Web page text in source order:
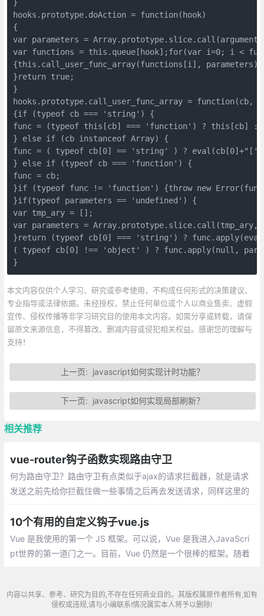
}
hooks.prototype.doAction = function(hook)
{
var parameters =
var functions = this.queue[hook];for(var i=0; i <
{this.call_user_func_array(functions[i], parameters);
}return true;
}
hooks.prototype.call_user_func_array = function(cb,
{if (typeof cb === 'string') {
func = (typeof this[cb] === 'function') ? this[cb] :
} else if (cb instanceof Array) {
func = ( typeof cb[0] == 'string' ) ?
} else if (typeof cb === 'function') {
func = cb;
}if (typeof func != 'function') {throw new
}if(typeof parameters == 'undefined') {
var tmp_ary = [];
var parameters =
}return (typeof cb[0] === 'string') ?
( typeof cb[0] !== 'object' ) ? func.apply(null,
}
本文内容仅供个人学习、研究或参考使用，不构成任何形式的决策建议、
专业指导或法律依据。未经授权，禁止任何单位或个人以商业售卖、虚假
宣传、侵权传播等非学习研究目的使用本文内容。如需分享或转载，请保
留原文来源信息，不得篡改、删减内容或侵犯相关权益。感谢您的理解与
支持！
上一页: javascript如何实现计时功能？
下一页: javascript如何实现局部刷新？
相关推荐
vue-router钩子函数实现路由守卫
何为路由守卫？路由守卫有点类似于ajax的请求拦截器，就是请求
发送之前先给你拦截住做一些事情之后再去发送请求，同样这里的
拦住
10个有用的自定义钩子vue.js
Vue 是我使用的第一个 JS 框架。可以说，Vue 是我进入JavaScri
pt世界的第一道门之一。目前，Vue 仍然是一个很棒的框架。随着
内容以共享、参考、研究为目的,不存在任何商业目的。其版权属原作者所有,如有
侵权或违规,请与小编联系!情况属实本人将予以删除!